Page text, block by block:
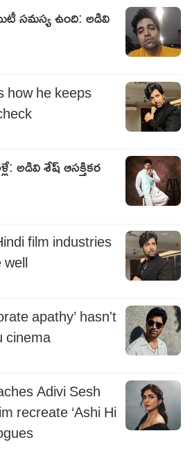
సమస్య ఉంది: అడివి
how he keeps
అడివి శేష్ ఆసక్తికర
film industries
apathy’ hasn't
cinema
Adivi Sesh
recreate ‘Ashi Hi